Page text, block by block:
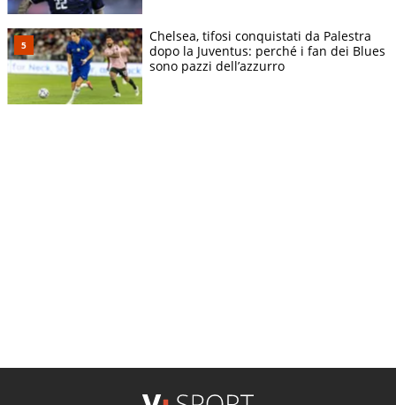
Chelsea, tifosi conquistati da Palestra
dopo la Juventus: perché i fan dei Blues
sono pazzi dell’azzurro